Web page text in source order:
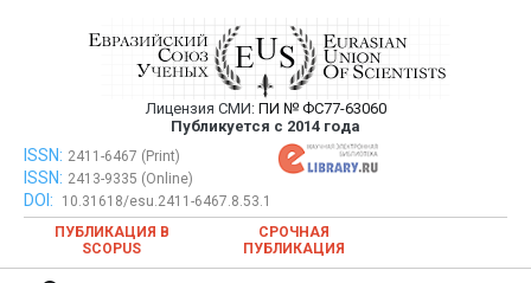
Евразийский Союз Ученых —
публикация научных статей в
ежемесячном научном журнале
Лицензия СМИ: ПИ № ФС77-63060
Публикуется с 2014 года
Евразийский Союз Ученых — публикация научных статей в
ежемесячном научном журнале
ISSN: 2411-6467 (Print)
ISSN: 2413-9335 (Online)
DOI:
10.31618/esu.2411-6467.8.53.1
ПУБЛИКАЦИЯ В
SCOPUS
СРОЧНАЯ
ПУБЛИКАЦИЯ